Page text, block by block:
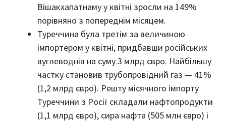
Вішакхапатнаму у квітні зросли на 149%
порівняно з попереднім місяцем.
Туреччина була третім за величиною
імпортером у квітні, придбавши російських
вуглеводнів на суму 3 млрд євро. Найбільшу
частку становив трубопровідний газ — 41%
(1,2 млрд євро). Решту місячного імпорту
Туреччини з Росії складали нафтопродукти
(1,1 млрд євро), сира нафта (505 млн євро) і